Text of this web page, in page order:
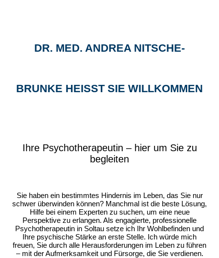
DR. MED. ANDREA NITSCHE-
BRUNKE HEISST SIE WILLKOMMEN
Ihre Psychotherapeutin – hier um Sie zu
begleiten
Sie haben ein bestimmtes Hindernis im Leben, das Sie nur
schwer überwinden können? Manchmal ist die beste Lösung,
Hilfe bei einem Experten zu suchen, um eine neue
Perspektive zu erlangen. Als engagierte, professionelle
Psychotherapeutin in Soltau setze ich Ihr Wohlbefinden und
Ihre psychische Stärke an erste Stelle. Ich würde mich
freuen, Sie durch alle Herausforderungen im Leben zu führen
– mit der Aufmerksamkeit und Fürsorge, die Sie verdienen.